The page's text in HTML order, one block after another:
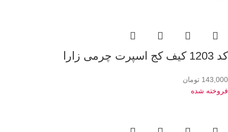
کد 1203 کیف کج اسپرت چرمی زارا
143,000 تومان
فروخته شده